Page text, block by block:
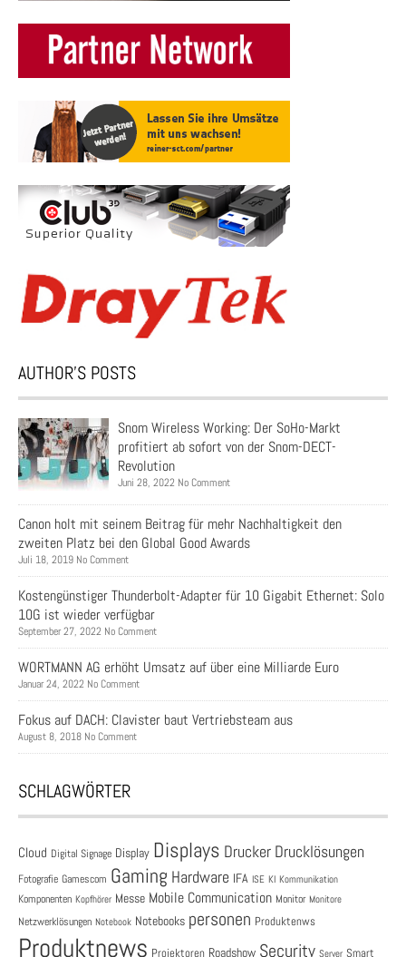
AUTHOR’S POSTS
Snom Wireless Working: Der SoHo-Markt
profitiert ab sofort von der Snom-DECT-
Revolution
Juni 28, 2022 No Comment
Canon holt mit seinem Beitrag für mehr Nachhaltigkeit den
zweiten Platz bei den Global Good Awards
Juli 18, 2019 No Comment
Kostengünstiger Thunderbolt-Adapter für 10 Gigabit Ethernet: Solo
10G ist wieder verfügbar
September 27, 2022 No Comment
WORTMANN AG erhöht Umsatz auf über eine Milliarde Euro
Januar 24, 2022 No Comment
Fokus auf DACH: Clavister baut Vertriebsteam aus
August 8, 2018 No Comment
SCHLAGWÖRTER
Cloud Digital Signage Display Displays Drucker Drucklösungen
Fotografie Gamescom Gaming Hardware IFA ISE KI Kommunikation
Komponenten Kopfhörer Messe Mobile Communication Monitor Monitore
Netzwerklösungen Notebook Notebooks personen Produktenws
Produktnews Projektoren Roadshow Security Server Smart